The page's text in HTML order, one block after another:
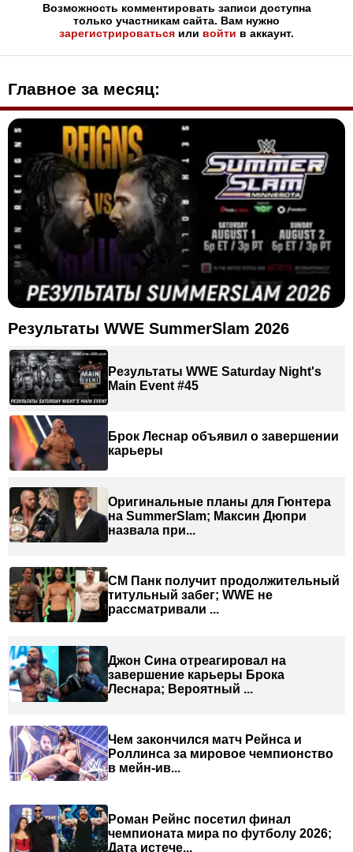
Возможность комментировать записи доступна
только участникам сайта. Вам нужно
зарегистрироваться или войти в аккаунт.
Главное за месяц:
Результаты WWE SummerSlam 2026
Результаты WWE Saturday Night's
Main Event #45
Брок Леснар объявил о завершении
карьеры
Оригинальные планы для Гюнтера
на SummerSlam; Максин Дюпри
назвала при...
СМ Панк получит продолжительный
титульный забег; WWE не
рассматривали ...
Джон Сина отреагировал на
завершение карьеры Брока
Леснара; Вероятный ...
Чем закончился матч Рейнса и
Роллинса за мировое чемпионство
в мейн-ив...
Роман Рейнс посетил финал
чемпионата мира по футболу 2026;
Дата истече...